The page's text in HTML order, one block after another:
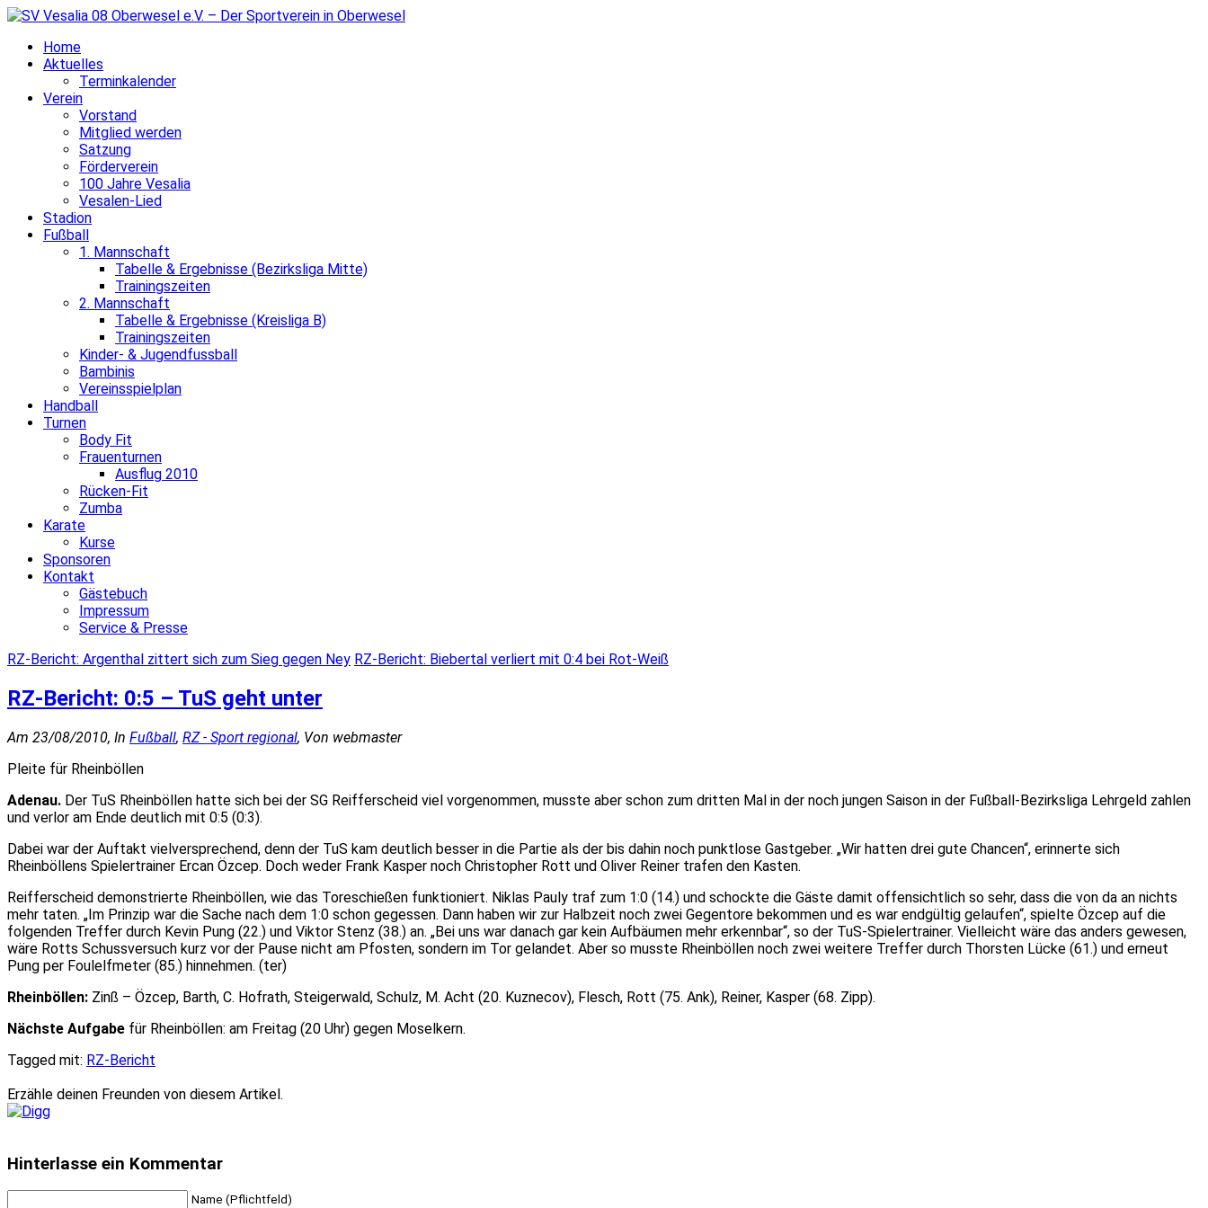
Home
Aktuelles
Terminkalender
Verein
Vorstand
Mitglied werden
Satzung
Förderverein
100 Jahre Vesalia
Vesalen-Lied
Stadion
Fußball
1. Mannschaft
Tabelle & Ergebnisse (Bezirksliga Mitte)
Trainingszeiten
2. Mannschaft
Tabelle & Ergebnisse (Kreisliga B)
Trainingszeiten
Kinder- & Jugendfussball
Bambinis
Vereinsspielplan
Handball
Turnen
Body Fit
Frauenturnen
Ausflug 2010
Rücken-Fit
Zumba
Karate
Kurse
Sponsoren
Kontakt
Gästebuch
Impressum
Service & Presse
RZ-Bericht: Argenthal zittert sich zum Sieg gegen Ney RZ-Bericht: Biebertal verliert mit 0:4 bei Rot-Weiß
RZ-Bericht: 0:5 – TuS geht unter
Am 23/08/2010, In Fußball, RZ - Sport regional, Von webmaster
Pleite für Rheinböllen
Adenau. Der TuS Rheinböllen hatte sich bei der SG Reifferscheid viel vorgenommen, musste aber schon zum dritten Mal in der noch jungen Saison in der Fußball-Bezirksliga Lehrgeld zahlen
und verlor am Ende deutlich mit 0:5 (0:3).
Dabei war der Auftakt vielversprechend, denn der TuS kam deutlich besser in die Partie als der bis dahin noch punktlose Gastgeber. „Wir hatten drei gute Chancen“, erinnerte sich
Rheinböllens Spielertrainer Ercan Özcep. Doch weder Frank Kasper noch Christopher Rott und Oliver Reiner trafen den Kasten.
Reifferscheid demonstrierte Rheinböllen, wie das Toreschießen funktioniert. Niklas Pauly traf zum 1:0 (14.) und schockte die Gäste damit offensichtlich so sehr, dass die von da an nichts
mehr taten. „Im Prinzip war die Sache nach dem 1:0 schon gegessen. Dann haben wir zur Halbzeit noch zwei Gegentore bekommen und es war endgültig gelaufen“, spielte Özcep auf die
folgenden Treffer durch Kevin Pung (22.) und Viktor Stenz (38.) an. „Bei uns war danach gar kein Aufbäumen mehr erkennbar“, so der TuS-Spielertrainer. Vielleicht wäre das anders gewesen,
wäre Rotts Schussversuch kurz vor der Pause nicht am Pfosten, sondern im Tor gelandet. Aber so musste Rheinböllen noch zwei weitere Treffer durch Thorsten Lücke (61.) und erneut
Pung per Foulelfmeter (85.) hinnehmen. (ter)
Rheinböllen: Zinß – Özcep, Barth, C. Hofrath, Steigerwald, Schulz, M. Acht (20. Kuznecov), Flesch, Rott (75. Ank), Reiner, Kasper (68. Zipp).
Nächste Aufgabe für Rheinböllen: am Freitag (20 Uhr) gegen Moselkern.
Tagged mit: RZ-Bericht
Erzähle deinen Freunden von diesem Artikel.
Hinterlasse ein Kommentar
Name (Pflichtfeld)